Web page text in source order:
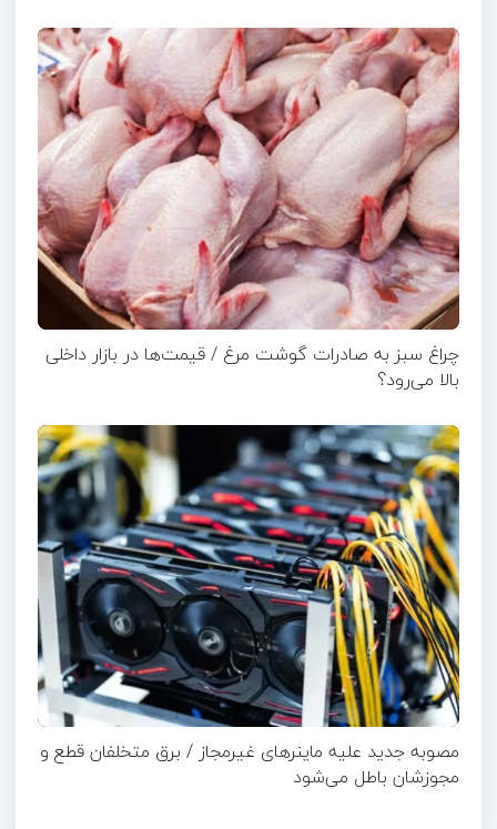
چراغ سبز به صادرات گوشت مرغ / قیمت‌ها در بازار داخلی
بالا می‌رود؟
مصوبه جدید علیه ماینرهای غیرمجاز / برق متخلفان قطع و
مجوزشان باطل می‌شود